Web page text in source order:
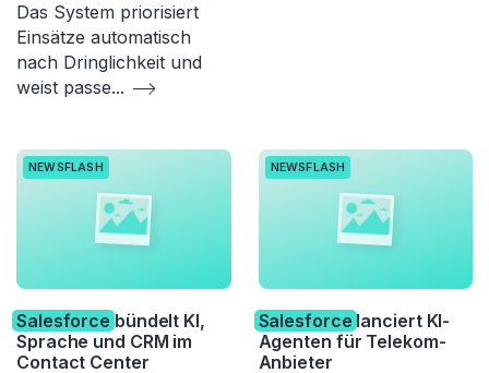
Das System priorisiert
Einsätze automatisch
nach Dringlichkeit und
weist passe...
NEWSFLASH
Salesforce bündelt KI,
Sprache und CRM im
Contact Center
NEWSFLASH
Salesforce lanciert KI-
Agenten für Telekom-
Anbieter